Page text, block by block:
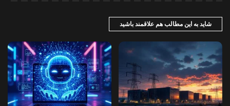
شاید به این مطالب هم علاقمند باشید